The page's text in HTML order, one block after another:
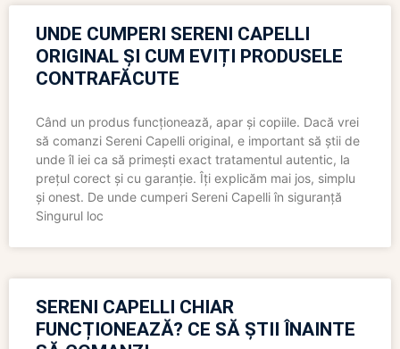
UNDE CUMPERI SERENI CAPELLI
ORIGINAL ȘI CUM EVIȚI PRODUSELE
CONTRAFĂCUTE
Când un produs funcționează, apar și copiile. Dacă vrei
să comanzi Sereni Capelli original, e important să știi de
unde îl iei ca să primești exact tratamentul autentic, la
prețul corect și cu garanție. Îți explicăm mai jos, simplu
și onest. De unde cumperi Sereni Capelli în siguranță
Singurul loc
SERENI CAPELLI CHIAR
FUNCȚIONEAZĂ? CE SĂ ȘTII ÎNAINTE